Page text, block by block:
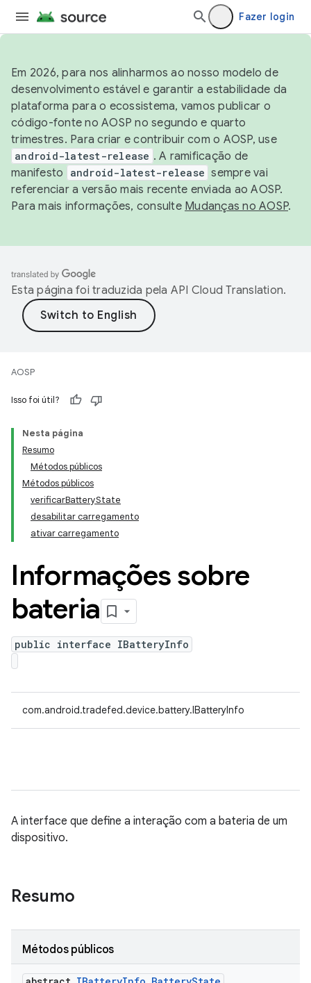
Fazer login
Em 2026, para nos alinharmos ao nosso modelo de
desenvolvimento estável e garantir a estabilidade da
plataforma para o ecossistema, vamos publicar o
código-fonte no AOSP no segundo e quarto
trimestres. Para criar e contribuir com o AOSP, use
android-latest-release . A ramificação de
manifesto
android-latest-release sempre vai
referenciar a versão mais recente enviada ao AOSP.
Para mais informações, consulte Mudanças no AOSP.
Esta página foi traduzida pela API Cloud Translation.
AOSP
Isso foi útil?
Nesta página
Resumo
Métodos públicos
Métodos públicos
verificarBatteryState
desabilitar carregamento
ativar carregamento
Informações sobre
bateria
public interface IBatteryInfo
com.android.tradefed.device.battery.IBatteryInfo
A interface que define a interação com a bateria de um
dispositivo.
Resumo
Métodos públicos